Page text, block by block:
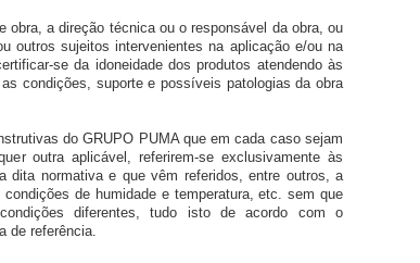
obra, a direção técnica ou o responsável da obra, ou
outros sujeitos intervenientes na aplicação e/ou na
se da idoneidade dos produtos atendendo às
condições, suporte e possíveis patologias da obra
do GRUPO PUMA que em cada caso sejam
outra aplicável, referirem-se exclusivamente às
dita normativa e que vêm referidos, entre outros, a
de humidade e temperatura, etc. sem que
diferentes, tudo isto de acordo com o
de referência.